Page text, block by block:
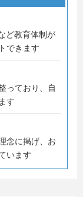
ンダカーズ
タートして、
と感じており
を貸してくだ
ど教育体制が
できます
っており、自
す
念に掲げ、お
います